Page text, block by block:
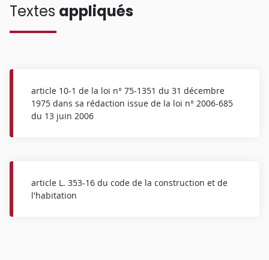
Textes appliqués
article 10-1 de la loi n° 75-1351 du 31 décembre
1975 dans sa rédaction issue de la loi n° 2006-685
du 13 juin 2006
article L. 353-16 du code de la construction et de
l'habitation